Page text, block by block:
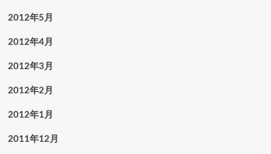
2012年5月
2012年4月
2012年3月
2012年2月
2012年1月
2011年12月